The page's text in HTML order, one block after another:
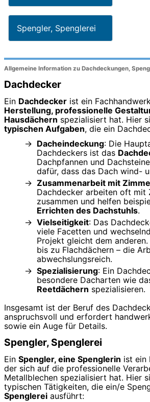
Spengler, Spenglerei
Allgemeine Information zu Dachdeckungen,
Dachdecker
Ein Dachdecker ist ein
Herstellung, professionelle
Hausdächern spezialisiert hat. Hier
typischen Aufgaben, die ein
Dacheindeckung: Die
Dachdeckers ist das
Dachpfannen und
dafür, dass das Dach wind-
Zusammenarbeit mit
Dachdecker arbeiten oft mit
zusammen und helfen
Errichten des Dachstuhls.
Vielseitigkeit: Das
viele Facetten und
Projekt gleicht dem
bis zu Flachdächern – die
abwechslungsreich.
Spezialisierung: Ein
besondere Dacharten wie
Reetdächern spezialisieren.
Insgesamt ist der Beruf des
anspruchsvoll und erfordert
sowie ein Auge für Details.
Spengler, Spenglerei
Ein Spengler, eine Spenglerin ist ein
der sich auf die professionelle
Metallblechen spezialisiert hat. Hier
typischen Tätigkeiten, die ein/e
Spenglerei ausführt: